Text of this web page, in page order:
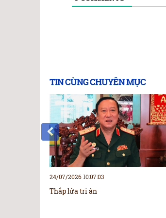
TIN CÙNG CHUYÊN MỤC
24/07/2026 10:07:03
Thắp lửa tri ân